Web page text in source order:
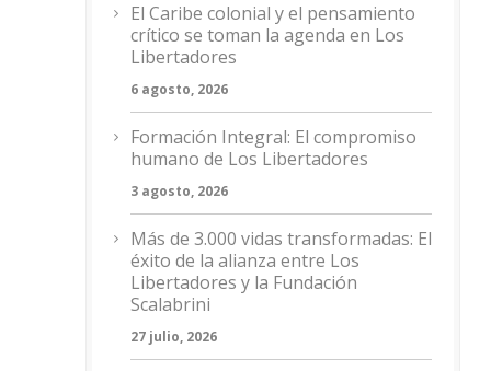
El Caribe colonial y el pensamiento
crítico se toman la agenda en Los
Libertadores
6 agosto, 2026
Formación Integral: El compromiso
humano de Los Libertadores
3 agosto, 2026
Más de 3.000 vidas transformadas: El
éxito de la alianza entre Los
Libertadores y la Fundación
Scalabrini
27 julio, 2026